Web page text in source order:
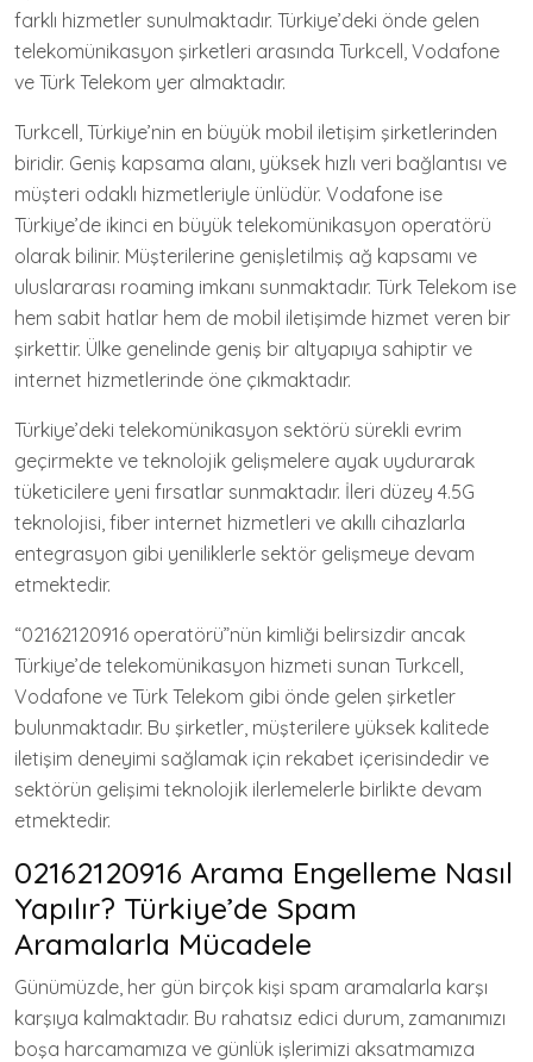
farklı hizmetler sunulmaktadır. Türkiye’deki önde gelen
telekomünikasyon şirketleri arasında Turkcell, Vodafone
ve Türk Telekom yer almaktadır.
Turkcell, Türkiye’nin en büyük mobil iletişim şirketlerinden
biridir. Geniş kapsama alanı, yüksek hızlı veri bağlantısı ve
müşteri odaklı hizmetleriyle ünlüdür. Vodafone ise
Türkiye’de ikinci en büyük telekomünikasyon operatörü
olarak bilinir. Müşterilerine genişletilmiş ağ kapsamı ve
uluslararası roaming imkanı sunmaktadır. Türk Telekom ise
hem sabit hatlar hem de mobil iletişimde hizmet veren bir
şirkettir. Ülke genelinde geniş bir altyapıya sahiptir ve
internet hizmetlerinde öne çıkmaktadır.
Türkiye’deki telekomünikasyon sektörü sürekli evrim
geçirmekte ve teknolojik gelişmelere ayak uydurarak
tüketicilere yeni fırsatlar sunmaktadır. İleri düzey 4.5G
teknolojisi, fiber internet hizmetleri ve akıllı cihazlarla
entegrasyon gibi yeniliklerle sektör gelişmeye devam
etmektedir.
“02162120916 operatörü”nün kimliği belirsizdir ancak
Türkiye’de telekomünikasyon hizmeti sunan Turkcell,
Vodafone ve Türk Telekom gibi önde gelen şirketler
bulunmaktadır. Bu şirketler, müşterilere yüksek kalitede
iletişim deneyimi sağlamak için rekabet içerisindedir ve
sektörün gelişimi teknolojik ilerlemelerle birlikte devam
etmektedir.
02162120916 Arama Engelleme Nasıl
Yapılır? Türkiye’de Spam
Aramalarla Mücadele
Günümüzde, her gün birçok kişi spam aramalarla karşı
karşıya kalmaktadır. Bu rahatsız edici durum, zamanımızı
boşa harcamamıza ve günlük işlerimizi aksatmamıza